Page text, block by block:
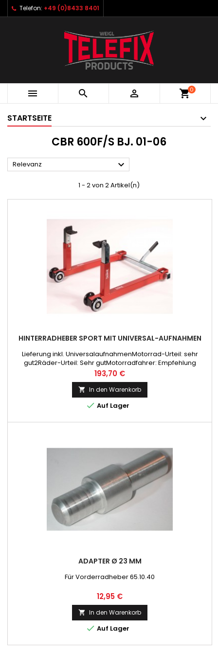
Telefon: +49 (0)8433 8401
   shopping_cart0
STARTSEITE
CBR 600F/S BJ. 01-06
Relevanz 
1 - 2 von 2 Artikel(n)
HINTERRADHEBER SPORT MIT UNIVERSAL-AUFNAHMEN
Lieferung inkl. UniversalaufnahmenMotorrad-Urteil: sehr
gut2Räder-Urteil: Sehr gutMotorradfahrer: Empfehlung
Preis
193,70 €
 In den Warenkorb
 Auf Lager
ADAPTER Ø 23 MM
Für Vorderradheber 65.10.40
Preis
12,95 €
 In den Warenkorb
 Auf Lager